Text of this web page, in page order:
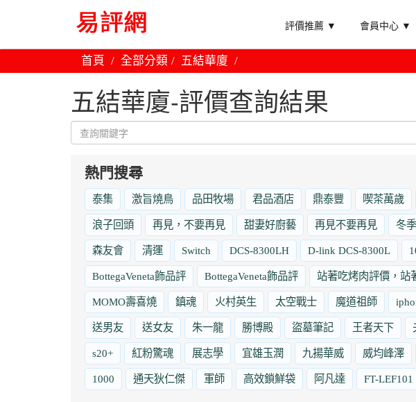
評價推薦 ▼ 會員中心 ▼
首頁 全部分類 五結華廈
五結華廈-評價查詢結果
熱門搜尋
泰集 激旨燒鳥 品田牧場 君品酒店 鼎泰豐 喫茶萬歲
浪子回頭 再見，不要再見 甜妻好廚藝 再見不要再見 冬
森友會 清運 Switch DCS-8300LH D-link DCS-8300L
BottegaVeneta飾品評 BottegaVeneta飾品評 站著吃烤肉評價，站
MOMO壽喜燒 鎮魂 火村英生 太空戰士 魔道祖師
送男友 送女友 朱一龍 勝博殿 盜墓筆記 王者天下
s20+ 紅粉驚魂 展志學 宜雄玉潤 九揚華威 威均峰澤
1000 通天狄仁傑 軍師 高效鎖鮮袋 阿凡達 FT-LEF101